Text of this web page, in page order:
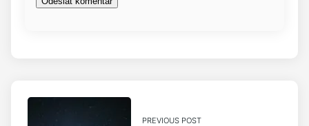
PREVIOUS POST